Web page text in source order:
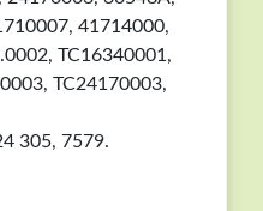
41714000,
TC16340001,
TC24170003,
305, 7579.